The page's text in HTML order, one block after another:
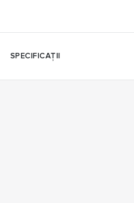
SPECIFICAȚII